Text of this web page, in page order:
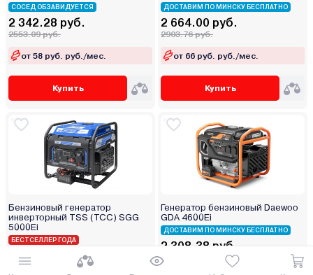
СОСЕД ОБЗАВИДУЕТСЯ
2 342.28 руб.
2553.09 руб.
от 58 руб. руб./мес.
Купить
ДОСТАВИМ ПО МИНСКУ БЕСПЛАТНО
2 664.00 руб.
2903.76 руб.
от 66 руб. руб./мес.
Купить
Бензиновый генератор
инверторный TSS (ТСС) SGG
5000Ei
БЕСТСЕЛЛЕР ГОДА
2 488.74 руб.
2712.73 руб.
Генератор бензиновый Daewoo
GDA 4600Ei
ДОСТАВИМ ПО МИНСКУ БЕСПЛАТНО
2 308.38 руб.
2516.13 руб.